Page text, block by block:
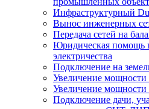
Инфраструктурный
Вынос инженерных
Передача сетей на
Юридическая помощь
электричества
Подключение на
Увеличение мощности
Увеличение мощности
Подключение дачи,